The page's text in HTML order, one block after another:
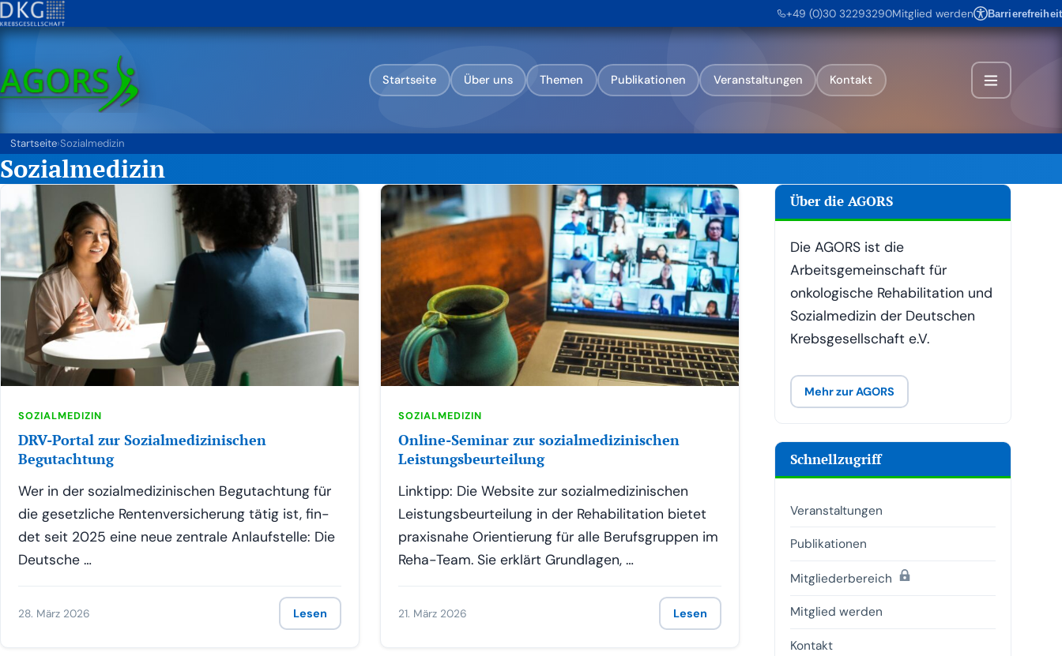
+49 (0)30 32293290Mitglied werden Barrierefreiheit
Startseite Über uns Themen Publikationen Veranstaltungen Kontakt
Startseite›Sozialmedizin
Sozialmedizin
SOZIALMEDIZIN
DRV-Portal zur Sozialmedizinischen
Begutachtung
Wer in der sozi­al­me­di­zi­ni­schen Begut­ach­tung für
die gesetz­li­che Ren­ten­ver­si­che­rung tätig ist, fin­
det seit 2025 eine neue zen­tra­le Anlauf­stel­le: Die
Deutsche …
28. März 2026 Lesen
SOZIALMEDIZIN
Online-Seminar zur sozialmedizinischen
Leistungsbeurteilung
Link­tipp: Die Web­site zur sozi­al­me­di­zi­ni­schen
Leis­tungs­be­ur­tei­lung in der Reha­bi­li­ta­ti­on bie­tet
pra­xis­na­he Ori­en­tie­rung für alle Berufs­grup­pen im
Reha-Team. Sie erklärt Grundlagen, …
21. März 2026 Lesen
Über die AGORS
Die AGORS ist die
Arbeitsgemeinschaft für
onkologische Rehabilitation und
Sozialmedizin der Deutschen
Krebsgesellschaft e.V.
Mehr zur AGORS
Schnellzugriff
Veranstaltungen
Publikationen
Mitgliederbereich (passwortgeschützt)
Mitglied werden
Kontakt